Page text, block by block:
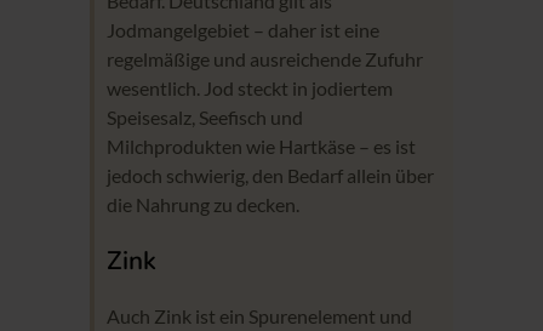
Jodmangelgebiet – daher ist eine
regelmäßige und ausreichende Zufuhr
wesentlich. Jod steckt in jodiertem
Speisesalz, Seefisch und
Milchprodukten wie Hartkäse – es ist
jedoch schwierig, den Bedarf allein über
die Nahrung zu decken.
Zink
Auch Zink ist ein Spurenelement und